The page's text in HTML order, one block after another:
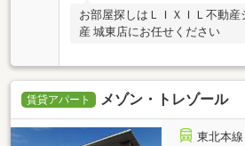
お部屋探しはＬＩＸＩＬ不動
産 城東店にお任せください
賃貸アパート メゾン・トレゾール
東北本